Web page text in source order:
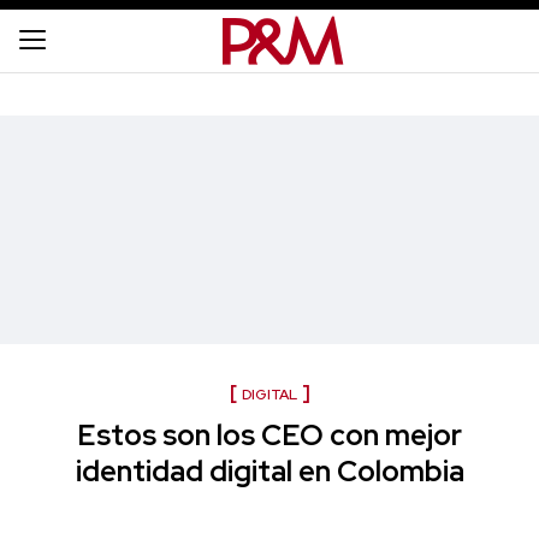
DIGITAL
Estos son los CEO con mejor
identidad digital en Colombia